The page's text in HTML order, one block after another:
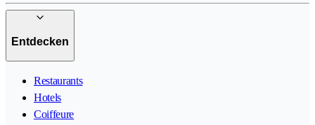
Entdecken
Restaurants
Hotels
Coiffeure